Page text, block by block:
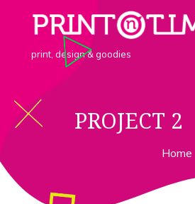
print, design & goodies
PROJECT 2
Home